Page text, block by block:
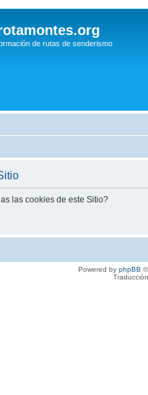
de rutas de senderismo
las cookies de este Sitio?
Powered by phpBB